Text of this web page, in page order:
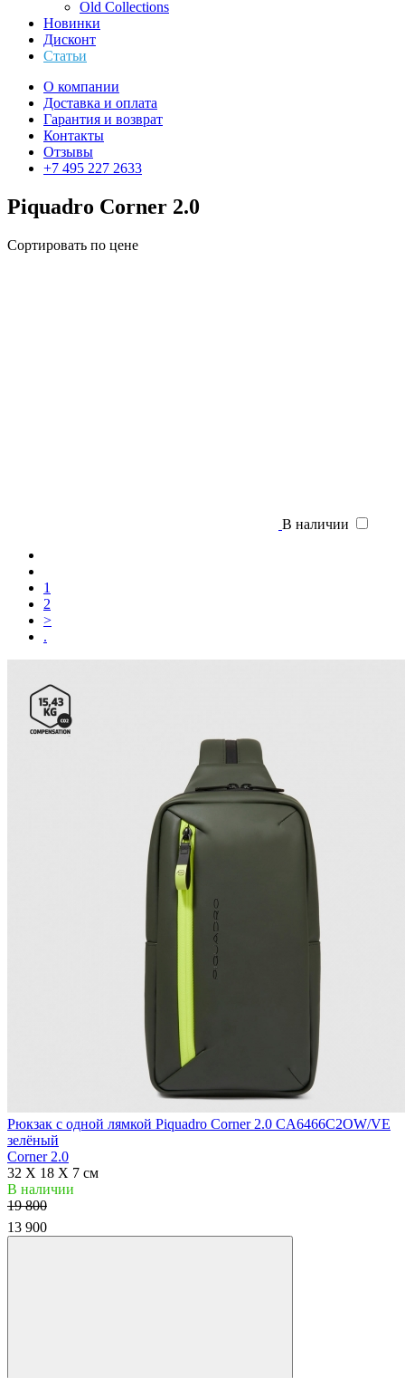
Old Collections
Новинки
Дисконт
Статьи
О компании
Доставка и оплата
Гарантия и возврат
Контакты
Отзывы
+7 495 227 2633
Piquadro Corner 2.0
Сортировать по цене
В наличии
1
2
>
.
Рюкзак с одной лямкой Piquadro Corner 2.0 CA6466C2OW/VE
зелёный
Corner 2.0
32 X 18 X 7 см
В наличии
19 800
13 900